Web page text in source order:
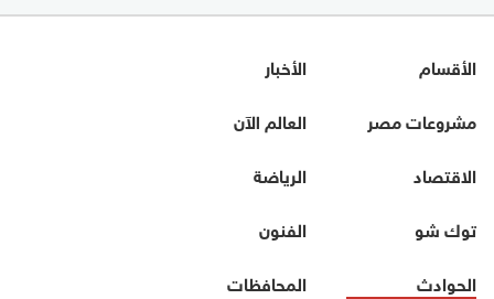
الأقسام
الأخبار
مشروعات مصر
العالم الآن
الاقتصاد
الرياضة
توك شو
الفنون
الحوادث
المحافظات